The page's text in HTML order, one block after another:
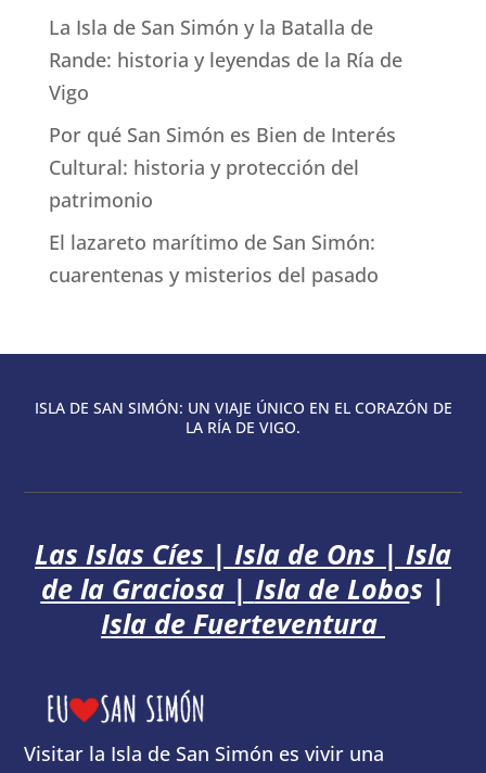
La Isla de San Simón y la Batalla de
Rande: historia y leyendas de la Ría de
Vigo
Por qué San Simón es Bien de Interés
Cultural: historia y protección del
patrimonio
El lazareto marítimo de San Simón:
cuarentenas y misterios del pasado
ISLA DE SAN SIMÓN: UN VIAJE ÚNICO EN EL CORAZÓN DE
LA RÍA DE VIGO.
Las Islas Cíes | Isla de Ons | Isla
de la Graciosa| Isla de Lobos|
Isla de Fuerteventura
Visitar la Isla de San Simón es vivir una